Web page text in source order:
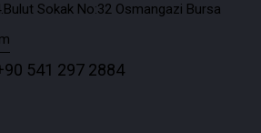
Sokak No:32 Osmangazi Bursa
541 297 2884